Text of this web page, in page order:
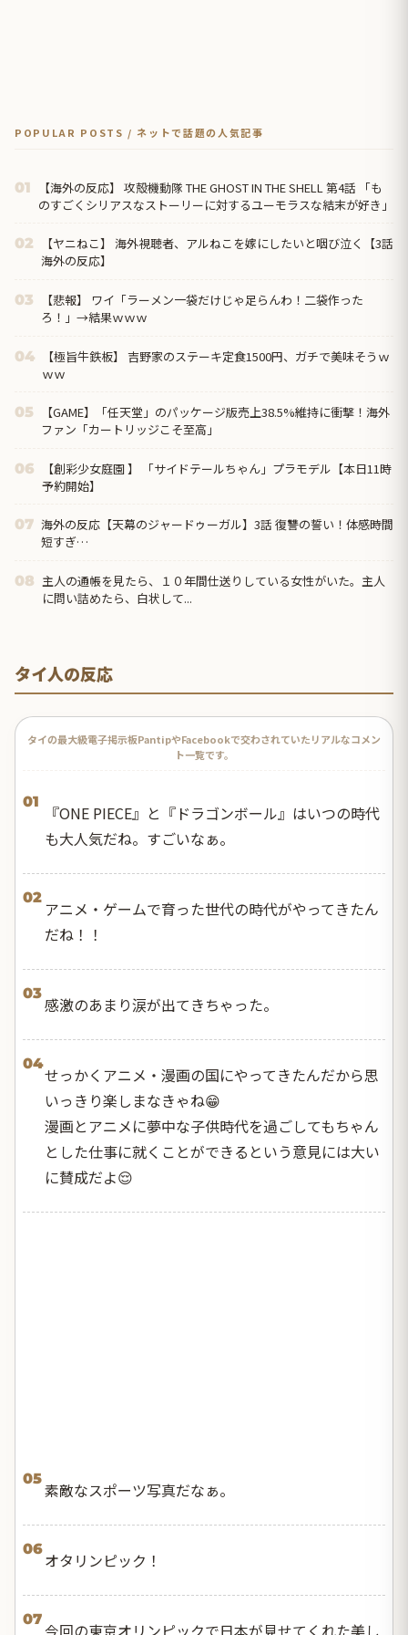
POPULAR POSTS / ネットで話題の人気記事
01
【海外の反応】 攻殻機動隊 THE GHOST IN THE SHELL 第4話 「も
のすごくシリアスなストーリーに対するユーモラスな結末が好き」
02
【ヤニねこ】 海外視聴者、アルねこを嫁にしたいと咽び泣く【3話
海外の反応】
03
【悲報】 ワイ「ラーメン一袋だけじゃ足らんわ！二袋作った
ろ！」→結果ｗｗｗ
04
【極旨牛鉄板】 吉野家のステーキ定食1500円、ガチで美味そうｗ
ｗｗ
05
【GAME】「任天堂」のパッケージ版売上38.5%維持に衝撃！海外
ファン「カートリッジこそ至高」
06
【創彩少女庭園 】 「サイドテールちゃん」プラモデル【本日11時
予約開始】
07 海外の反応【天幕のジャードゥーガル】3話 復讐の誓い！体感時間
短すぎ…
08 主人の通帳を見たら、１０年間仕送りしている女性がいた。主人
に問い詰めたら、白状して...
タイ人の反応
タイの最大級電子掲示板PantipやFacebookで交わされていたリアルなコメン
ト一覧です。
01
『ONE PIECE』と『ドラゴンボール』はいつの時代
も大人気だね。すごいなぁ。
02
アニメ・ゲームで育った世代の時代がやってきたん
だね！！
03
感激のあまり涙が出てきちゃった。
04
せっかくアニメ・漫画の国にやってきたんだから思
いっきり楽しまなきゃね😁
漫画とアニメに夢中な子供時代を過ごしてもちゃん
とした仕事に就くことができるという意見には大い
に賛成だよ😌
05
素敵なスポーツ写真だなぁ。
06
オタリンピック！
07
今回の東京オリンピックで日本が見せてくれた美し